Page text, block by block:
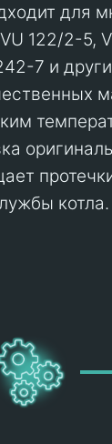
для
122/2-5,
7 и
котла.